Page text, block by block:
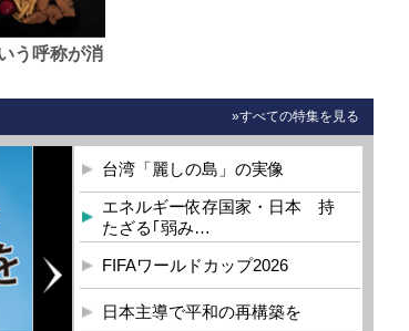
う呼称が消
»すべての特集を見る
台湾「麗しの島」の実像
エネルギー依存国家・日本 持
たざる｢弱み…
FIFAワールドカップ2026
日本主導で平和の再構築を